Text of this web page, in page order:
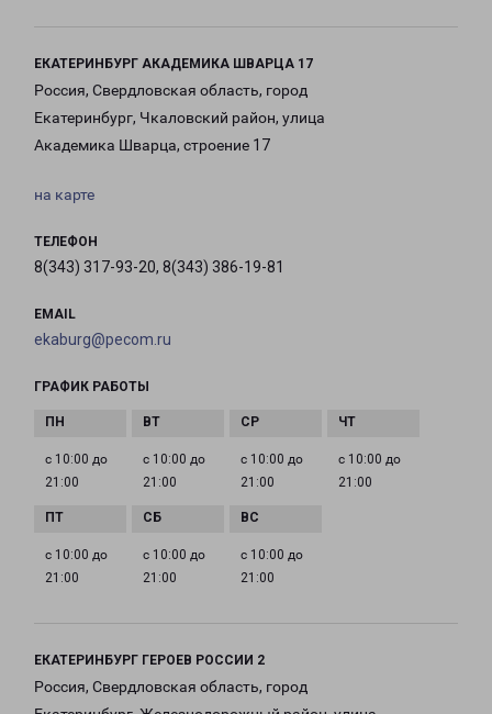
ЕКАТЕРИНБУРГ АКАДЕМИКА ШВАРЦА 17
Россия, Свердловская область, город
Екатеринбург, Чкаловский район, улица
Академика Шварца, строение 17
на карте
ТЕЛЕФОН
8(343) 317-93-20, 8(343) 386-19-81
EMAIL
ekaburg@pecom.ru
ГРАФИК РАБОТЫ
с 10:00 до
21:00
с 10:00 до
21:00
с 10:00 до
21:00
с 10:00 до
21:00
с 10:00 до
21:00
с 10:00 до
21:00
с 10:00 до
21:00
ЕКАТЕРИНБУРГ ГЕРОЕВ РОССИИ 2
Россия, Свердловская область, город